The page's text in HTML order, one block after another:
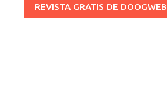
REVISTA GRATIS DE DOOGWEB